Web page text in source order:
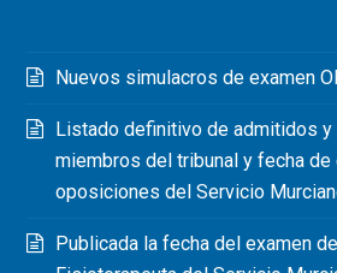
Nuevos simulacros de examen
Listado definitivo de admitidos y
miembros del tribunal y fecha de
oposiciones del Servicio
Publicada la fecha del examen